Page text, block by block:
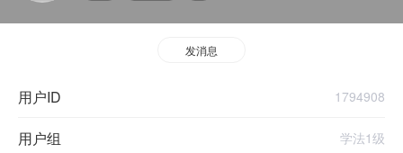
发消息
用户ID 1794908
用户组 学法1级